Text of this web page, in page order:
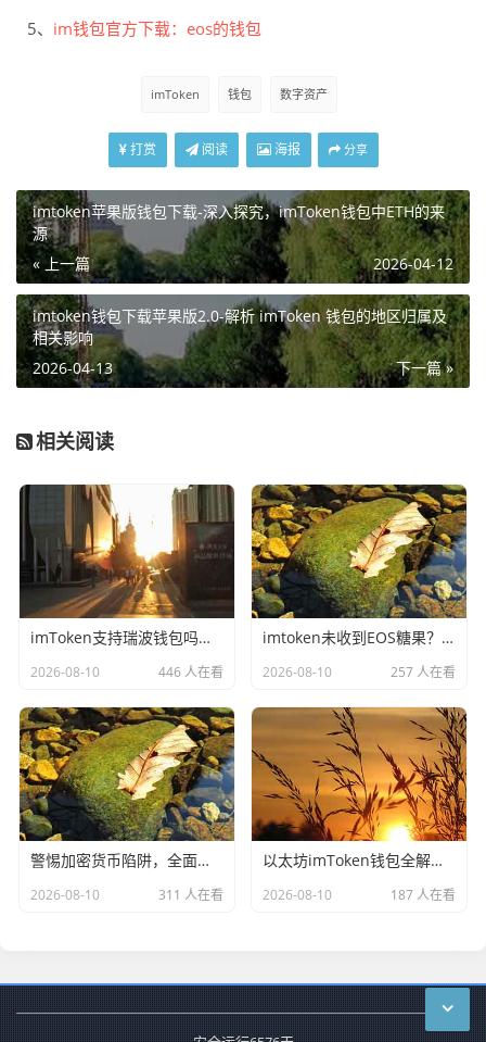
5、 im钱包官方下载：eos的钱包
imToken 钱包 数字资产
打赏 阅读 海报 分享
imtoken苹果版钱包下载-深入探究，imToken钱包中ETH的来
源
« 上一篇
2026-04-12
imtoken钱包下载苹果版2.0-解析 imToken 钱包的地区归属及
相关影响
下一篇 »
2026-04-13
相关阅读
imToken支持瑞波钱包吗？一文理清XRP与imToken的适配关系
2026-08-10 446 人在看
imtoken未收到EOS糖果？别慌！一文理清原因、排查方法与风险防范指南
2026-08-10 257 人在看
警惕加密货币陷阱，全面解析im钱包合约地址的正确认知与风险规避
2026-08-10 311 人在看
以太坊imToken钱包全解析，从入门到精通的数字资产管理工具
2026-08-10 187 人在看